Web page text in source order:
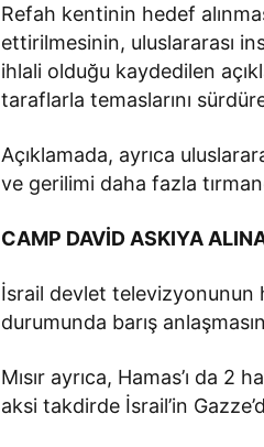
Refah kentinin hedef
ettirilmesinin, uluslararası
ihlali olduğu kaydedilen
taraflarla temaslarını
Açıklamada, ayrıca
ve gerilimi daha fazla
CAMP DAVİD ASKIYA
İsrail devlet televizyonunun
durumunda barış
Mısır ayrıca, Hamas’ı da
aksi takdirde İsrail’in